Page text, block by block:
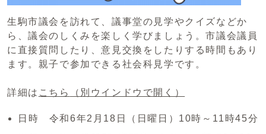
生駒市議会を訪れて、議事堂の見学やクイズなどか
ら、議会のしくみを楽しく学びましょう。市議会議員
に直接質問したり、意見交換をしたりする時間もあり
ます。親子で参加できる社会科見学です。
詳細は こちら （別ウインドウで開く）
日時 令和6年2月18日（日曜日）10時～11時45分